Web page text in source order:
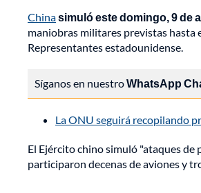
Chinasimuló este domingo, 9 de
maniobras militares previstas hasta
Representantes estadounidense.
Síganos en nuestroWhatsApp
La ONU seguirá recopilando
El Ejército chino simuló "ataques de
participaron decenas de aviones y